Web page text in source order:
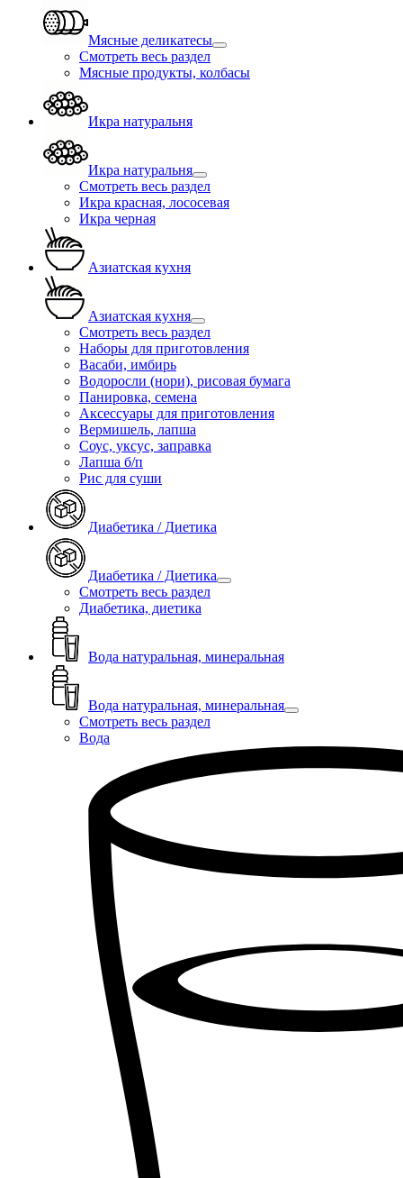
Мясные деликатесы
Смотреть весь раздел
Мясные продукты, колбасы
Икра натуральня
Икра натуральня
Смотреть весь раздел
Икра красная, лососевая
Икра черная
Азиатская кухня
Азиатская кухня
Смотреть весь раздел
Наборы для приготовления
Васаби, имбирь
Водоросли (нори), рисовая бумага
Панировка, семена
Аксессуары для приготовления
Вермишель, лапша
Соус, уксус, заправка
Лапша б/п
Рис для суши
Диабетика / Диетика
Диабетика / Диетика
Смотреть весь раздел
Диабетика, диетика
Вода натуральная, минеральная
Вода натуральная, минеральная
Смотреть весь раздел
Вода